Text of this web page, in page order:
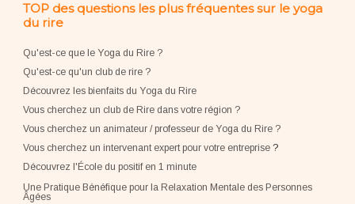
TOP des questions les plus fréquentes sur le yoga
du rire
Qu'est-ce que le Yoga du Rire ?
Qu'est-ce qu'un club de rire ?
Découvrez les bienfaits du Yoga du Rire
Vous cherchez un club de Rire dans votre région ?
Vous cherchez un animateur / professeur de Yoga du Rire ?
Vous cherchez un intervenant expert pour votre entreprise?
Découvrez l'École du positif en 1 minute
Une Pratique Bénéfique pour la Relaxation Mentale des Personnes
Âgées